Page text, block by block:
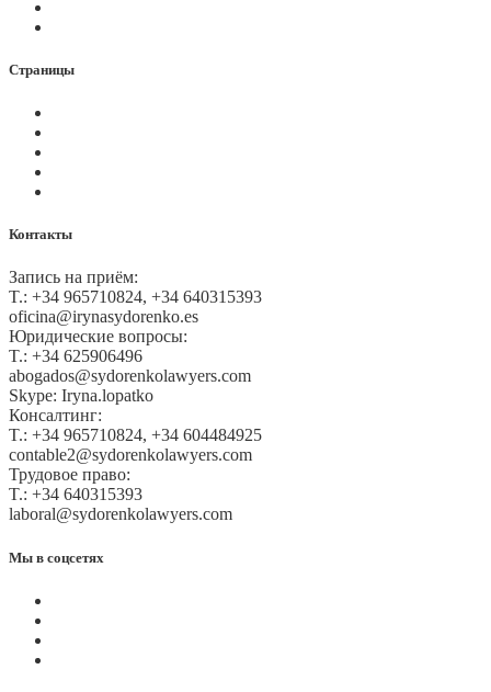
Страницы
Контакты
Запись на приём:
T.: +34 965710824, +34 640315393
oficina@irynasydorenko.es
Юридические вопросы:
T.: +34 625906496
abogados@sydorenkolawyers.com
Skype: Iryna.lopatko
Консалтинг:
T.: +34 965710824, +34 604484925
contable2@sydorenkolawyers.com
Трудовое право:
T.: +34 640315393
laboral@sydorenkolawyers.com
Мы в соцсетях